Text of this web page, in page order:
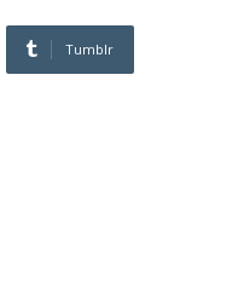
Tumblr